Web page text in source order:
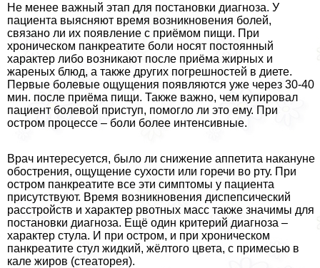
Не менее важный этап для постановки диагноза. У
пациента выясняют время возникновения болей,
связано ли их появление с приёмом пищи. При
хроническом панкреатите боли носят постоянный
характер либо возникают после приёма жирных и
жареных блюд, а также других погрешностей в диете.
Первые болевые ощущения появляются уже через 30-40
мин. после приёма пищи. Также важно, чем купировал
пациент болевой приступ, помогло ли это ему. При
остром процессе – боли более интенсивные.
Врач интересуется, было ли снижение аппетита накануне
обострения, ощущение сухости или горечи во рту. При
остром панкреатите все эти симптомы у пациента
присутствуют. Время возникновения диспепсический
расстройств и характер рвотных масс также значимы для
постановки диагноза. Ещё один критерий диагноза –
характер стула. И при остром, и при хроническом
панкреатите стул жидкий, жёлтого цвета, с примесью в
кале жиров (стеаторея).